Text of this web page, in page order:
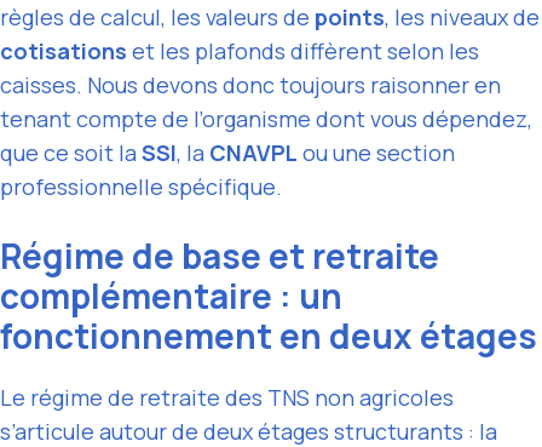
règles de calcul, les valeurs de points, les niveaux de
cotisations et les plafonds diffèrent selon les
caisses. Nous devons donc toujours raisonner en
tenant compte de l’organisme dont vous dépendez,
que ce soit la SSI, la CNAVPL ou une section
professionnelle spécifique.
Régime de base et retraite
complémentaire : un
fonctionnement en deux étages
Le régime de retraite des TNS non agricoles
s’articule autour de deux étages structurants : la